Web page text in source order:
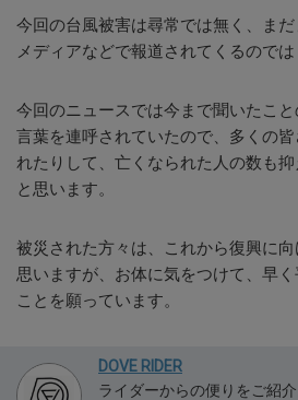
今回の台風被害は尋常では無く、ま
メディアなどで報道されてくるのでは
今回のニュースでは今まで聞いたこと
言葉を連呼されていたので、多くの
れたりして、亡くなられた人の数も
と思います。
被災された方々は、これから復興に
思いますが、お体に気をつけて、早
ことを願っています。
DOVE RIDER
ライダーからの便りをご紹介